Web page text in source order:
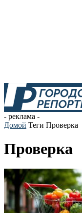
- реклама -
Домой Теги Проверка
Проверка